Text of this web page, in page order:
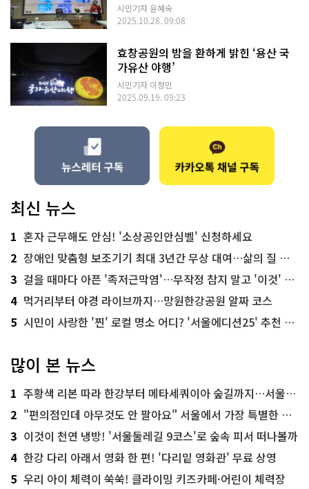
시민기자 윤혜숙
2025.10.28. 09:08
효창공원의 밤을 환하게 밝힌 ‘용산 국
가유산 야행’
시민기자 이정민
2025.09.19. 09:23
최신 뉴스
1 혼자 근무해도 안심! '소상공인안심벨' 신청하세요
2 장애인 맞춤형 보조기기 최대 3년간 무상 대여…삶의 질 높인다
3 걸을 때마다 아픈 '족저근막염'…무작정 참지 말고 '이것' 해보세요!
4 먹거리부터 야경 라이브까지…망원한강공원 알짜 코스
5 시민이 사랑한 '찐' 로컬 명소 어디? '서울에디션25' 추천 코스
많이 본 뉴스
1 주황색 리본 따라 한강부터 메타세쿼이아 숲길까지…서울둘레길 15코스
2 "편의점인데 아무것도 안 팔아요" 서울에서 가장 특별한 편의점의 정체
3 이것이 천연 냉방! '서울둘레길 9코스'로 숲속 피서 떠나볼까
4 한강 다리 아래서 영화 한 편! '다리밑 영화관' 무료 상영
5 우리 아이 체력이 쑥쑥! 클라이밍 키즈카페·어린이 체력장